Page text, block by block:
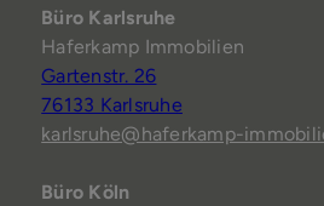
Büro Karlsruhe
Haferkamp Immobilien
Gartenstr. 26
76133 Karlsruhe
karlsruhe@haferkamp-
Büro Köln